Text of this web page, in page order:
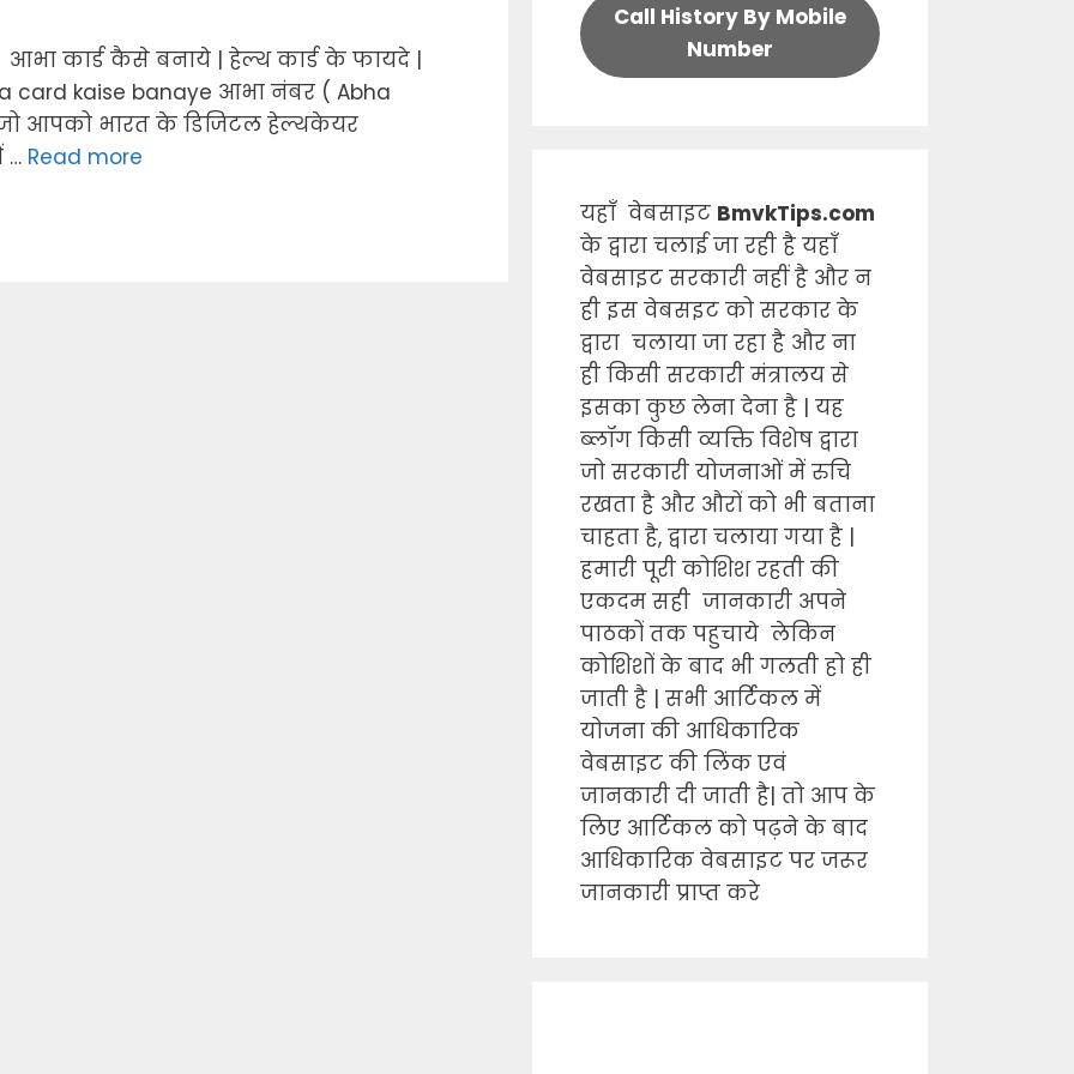
कार्ड कैसे बनाये | हेल्थ कार्ड के फायदे |
card kaise banaye आभा नंबर ( Abha
आपको भारत के डिजिटल हेल्थकेयर
… Read more
Call History By Mobile
Number
यहाँ वेबसाइट BmvkTips.com
के द्वारा चलाई जा रही है यहाँ
वेबसाइट सरकारी नहीं है और न
ही इस वेबसइट को सरकार के
द्वारा चलाया जा रहा है और ना
ही किसी सरकारी मंत्रालय से
इसका कुछ लेना देना है | यह
ब्लॉग किसी व्यक्ति विशेष द्वारा
जो सरकारी योजनाओं में रुचि
रखता है और औरों को भी बताना
चाहता है, द्वारा चलाया गया है |
हमारी पूरी कोशिश रहती की
एकदम सही जानकारी अपने
पाठकों तक पहुचाये लेकिन
कोशिशों के बाद भी गलती हो ही
जाती है | सभी आर्टिकल में
योजना की आधिकारिक
वेबसाइट की लिंक एवं
जानकारी दी जाती है| तो आप के
लिए आर्टिकल को पढ़ने के बाद
आधिकारिक वेबसाइट पर जरूर
जानकारी प्राप्त करे